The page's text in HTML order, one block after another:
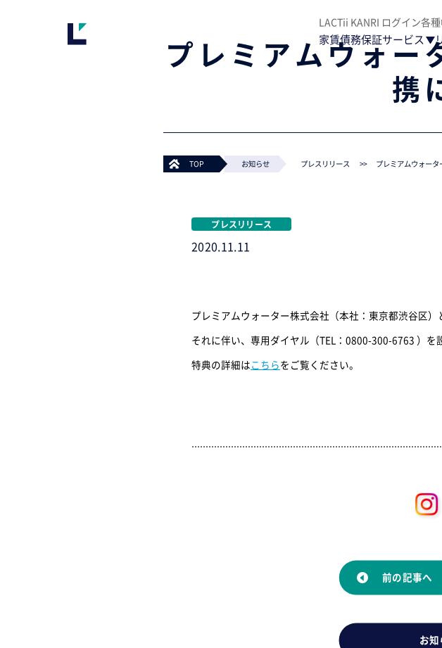
LACTii KANRI ログイン各
家賃債務保証サービス
プレミアムウォー
携
TOP > お知らせ プレスリリース > プレミアムウォー
プレスリリース
2020.11.11
プレミアムウォーター株式会社（本社：東京都渋谷区
それに伴い、専用ダイヤル（TEL：0800-300-6763 ）を
特典の詳細はこちらをご覧ください。
前の記事へ
お